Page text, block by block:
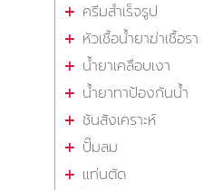
ครีมสำเร็จรูป
หัวเชื้อน้ำยาฆ่าเชื้อรา
น้ำยาเคลือบเงา
น้ำยาทาป้องกันน้ำ
ชันสังเคราะห์
ปั๊มลม
แท่นตัด